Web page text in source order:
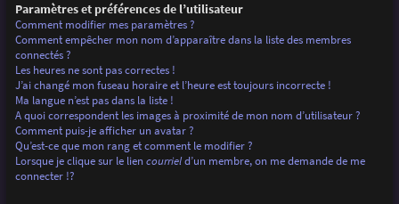
Paramètres et préférences de l’utilisateur
Comment modifier mes paramètres ?
Comment empêcher mon nom d’apparaître dans la liste des membres
connectés ?
Les heures ne sont pas correctes !
J’ai changé mon fuseau horaire et l’heure est toujours incorrecte !
Ma langue n’est pas dans la liste !
A quoi correspondent les images à proximité de mon nom d’utilisateur ?
Comment puis-je afficher un avatar ?
Qu’est-ce que mon rang et comment le modifier ?
Lorsque je clique sur le liencourrield’un membre, on me demande de me
connecter !?